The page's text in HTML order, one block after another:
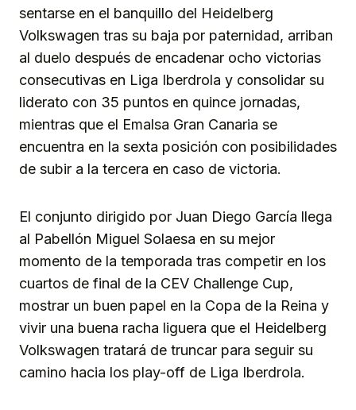
sentarse en el banquillo del Heidelberg
Volkswagen tras su baja por paternidad, arriban
al duelo después de encadenar ocho victorias
consecutivas en Liga Iberdrola y consolidar su
liderato con 35 puntos en quince jornadas,
mientras que el Emalsa Gran Canaria se
encuentra en la sexta posición con posibilidades
de subir a la tercera en caso de victoria.
El conjunto dirigido por Juan Diego García llega
al Pabellón Miguel Solaesa en su mejor
momento de la temporada tras competir en los
cuartos de final de la CEV Challenge Cup,
mostrar un buen papel en la Copa de la Reina y
vivir una buena racha liguera que el Heidelberg
Volkswagen tratará de truncar para seguir su
camino hacia los play-off de Liga Iberdrola.